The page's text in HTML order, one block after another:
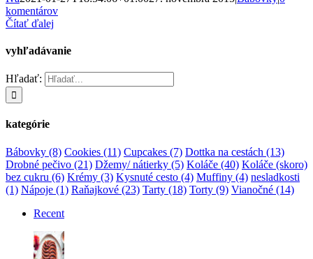
komentárov
Čítať ďalej
vyhľadávanie
Hľadať:
kategórie
Bábovky (8) Cookies (11) Cupcakes (7) Dottka na cestách (13)
Drobné pečivo (21) Džemy/ nátierky (5) Koláče (40) Koláče (skoro)
bez cukru (6) Krémy (3) Kysnuté cesto (4) Muffiny (4) nesladkosti
(1) Nápoje (1) Raňajkové (23) Tarty (18) Torty (9) Vianočné (14)
Recent